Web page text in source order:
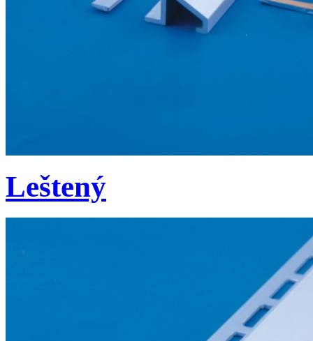
Leštený